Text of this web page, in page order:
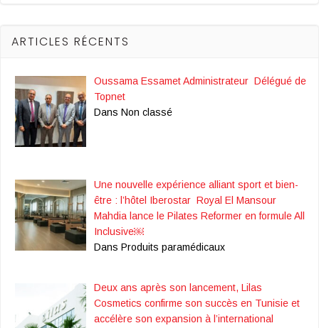
ARTICLES RÉCENTS
Oussama Essamet Administrateur Délégué de
Topnet
Dans Non classé
Une nouvelle expérience alliant sport et bien-
être : l’hôtel Iberostar Royal El Mansour
Mahdia lance le Pilates Reformer en formule All
Inclusive￼
Dans Produits paramédicaux
Deux ans après son lancement, Lilas
Cosmetics confirme son succès en Tunisie et
accélère son expansion à l’international